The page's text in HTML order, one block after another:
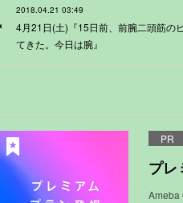
2018.04.21 03:49
4月21日(土)『15日前、前腕二頭筋の
てきた。今日は腕』
PR
プレ
Ameba